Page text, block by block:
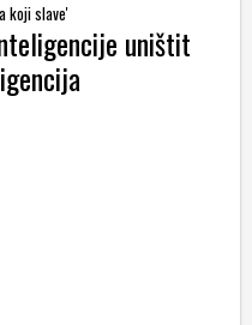
koji slave'
uništit